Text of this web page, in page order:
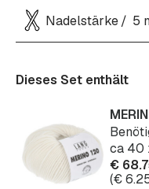
Nadelstärke 5
Dieses Set enthält
ca 40
€
(€